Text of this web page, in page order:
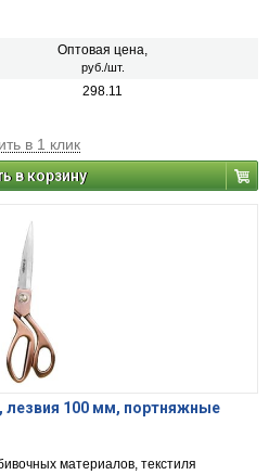
Оптовая цена,
руб./шт.
298.11
в 1 клик
в корзину
100 мм, портняжные
материалов, текстиля